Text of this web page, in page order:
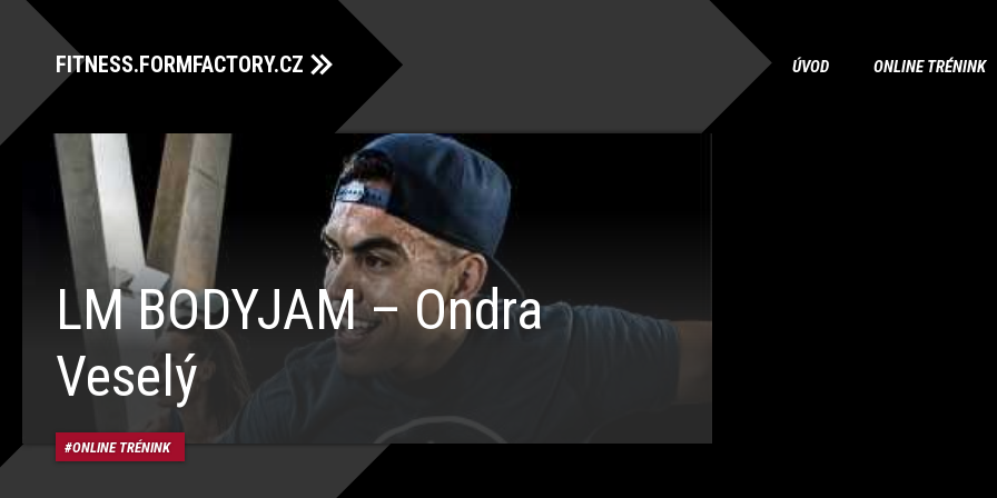
FITNESS.FORMFACTORY.CZ ÚVOD ONLINE TRÉNINK
LM BODYJAM – Ondra
Veselý
ONLINE TRÉNINK